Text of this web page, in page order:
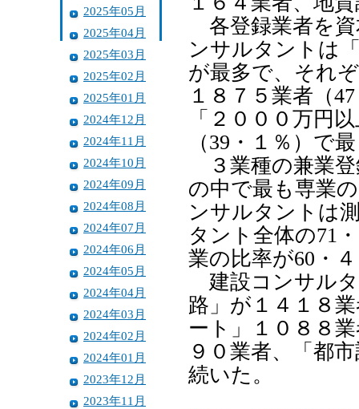
2025年05月
2025年04月
2025年03月
2025年02月
2025年01月
2024年12月
2024年11月
2024年10月
2024年09月
2024年08月
2024年07月
2024年06月
2024年05月
2024年04月
2024年03月
2024年02月
2024年01月
2023年12月
2023年11月
各登録業者を資
ンサルタントは
が最多で、それ
１８７５業者（
「２０００万円
（39・１％）で
３業種の兼業登
の中で最も専業
ンサルタントは
タント全体の71
業の比率が60・
建設コンサルタ
路」が１４１８
ート」１０８８
９０業者、「都
続いた。